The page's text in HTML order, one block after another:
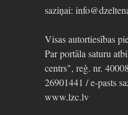
saziņai:
Visas autortiesības
Par portāla saturu
centrs", reģ. nr.
26901441 / e-pasts
www.lzc.lv